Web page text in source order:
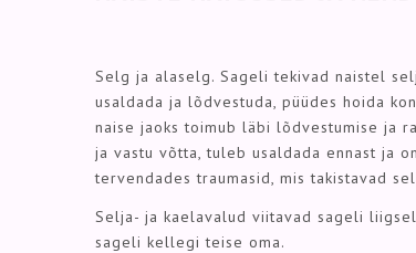
Selg ja alaselg. Sageli tekivad naistel
usaldada ja lõdvestuda, püüdes hoida
naise jaoks toimub läbi lõdvestumise ja
ja vastu võtta, tuleb usaldada ennast ja
tervendades traumasid, mis takistavad
Selja- ja kaelavalud viitavad sageli
sageli kellegi teise oma.